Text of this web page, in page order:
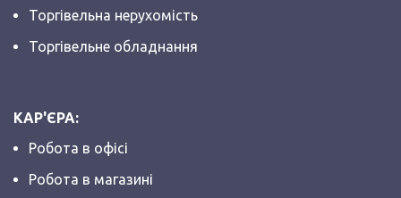
Торгівельна нерухомість
Торгівельне обладнання
КАР'ЄРА:
Робота в офісі
Робота в магазині